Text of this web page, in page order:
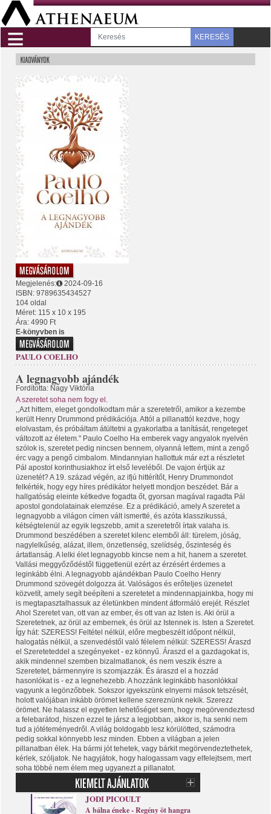
≡ KERESÉS
Megjelenés:
2024-09-16
ISBN: 9789635434527
104 oldal
Méret: 115 x 10 x 195
Ára: 4990 Ft
E-könyvben is
PAULO COELHO
A legnagyobb ajándék
Fordította: Nagy Viktória
A szeretet soha nem fogy el.
,,Azt hittem, eleget gondolkodtam már a szeretetről, amikor a kezembe
került Henry Drummond prédikációja. Attól a pillanattól kezdve, hogy
elolvastam, és próbáltam átültetni a gyakorlatba a tanítását, rengeteget
változott az életem." Paulo Coelho Ha emberek vagy angyalok nyelvén
szólok is, szeretet pedig nincsen bennem, olyanná lettem, mint a zengő
érc vagy a pengő cimbalom. Mindannyian hallottuk már ezt a részletet
Pál apostol korinthusiakhoz írt első leveléből. De vajon értjük az
üzenetét? A 19. század végén, az ifjú hittérítőt, Henry Drummondot
felkérték, hogy egy híres prédikátor helyett mondjon beszédet. Bár a
hallgatóság eleinte kétkedve fogadta őt, gyorsan magával ragadta Pál
apostol gondolatainak elemzése. Ez a prédikáció, amely A szeretet a
legnagyobb a világon címen vált ismertté, és azóta klasszikussá,
kétségtelenül az egyik legszebb, amit a szeretetről írtak valaha is.
Drummond beszédében a szeretet kilenc elemből áll: türelem, jóság,
nagylelkűség, alázat, illem, önzetlenség, szelídség, őszinteség és
ártatlanság. A lelki élet legnagyobb kincse nem a hit, hanem a szeretet.
Vallási meggyőződéstől függetlenül ezért az érzésért érdemes a
leginkább élni. A legnagyobb ajándékban Paulo Coelho Henry
Drummond szövegét dolgozza át. Valóságos és erőteljes üzenetet
közvetít, amely segít beépíteni a szeretetet a mindennapjainkba, hogy mi
is megtapasztalhassuk az életünkben mindent átformáló erejét. Részlet
Ahol Szeretet van, ott van az ember, és ott van az Isten is. Aki örül a
Szeretetnek, az örül az embernek, és örül az Istennek is. Isten a Szeretet.
Így hát: SZERESS! Feltétel nélkül, előre megbeszélt időpont nélkül,
halogatás nélkül, a szenvedéstől való félelem nélkül: SZERESS! Áraszd
el Szereteteddel a szegényeket - ez könnyű. Áraszd el a gazdagokat is,
akik mindennel szemben bizalmatlanok, és nem veszik észre a
Szeretetet, bármennyire is szomjazzák. És áraszd el a hozzád
hasonlókat is - ez a legnehezebb. A hozzánk leginkább hasonlókkal
vagyunk a legönzőbbek. Sokszor igyekszünk elnyerni mások tetszését,
holott valójában inkább örömet kellene szereznünk nekik. Szerezz
örömet. Ne halassz el egyetlen lehetőséget sem, hogy megörvendeztesd
a felebarátod, hiszen ezzel te jársz a legjobban, akkor is, ha senki nem
tud a jótéteményedről. A világ boldogabb lesz körülötted, számodra
pedig sokkal könnyebb lesz minden. Ebben a világban a jelen
pillanatban élek. Ha bármi jót tehetek, vagy bárkit megörvendeztethetek,
kérlek, szóljatok. Ne hagyjátok, hogy halogassam vagy elfelejtsem, mert
soha többé nem élem meg ugyanezt a pillanatot.
JODI PICOULT
A bálna éneke - Regény öt hangra